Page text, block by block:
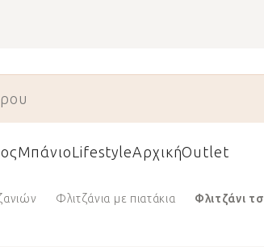
ΜπάνιοLifestyleΑρχικήOutlet
Φλιτζάνια με πιατάκια Φλιτζάνι